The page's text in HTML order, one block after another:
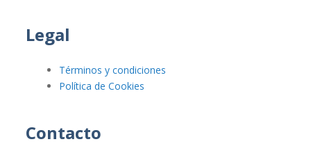
Legal
Términos y condiciones
Política de Cookies
Contacto